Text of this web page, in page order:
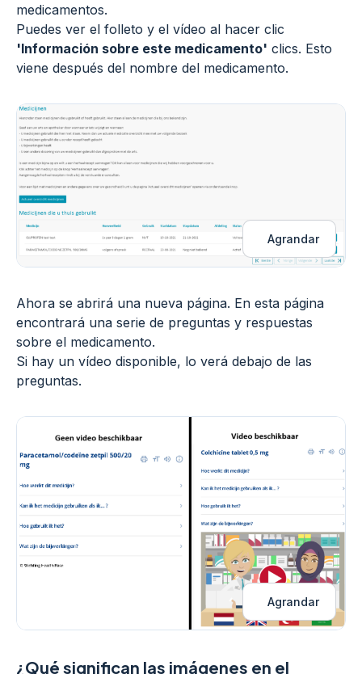
medicamentos.
Puedes ver el folleto y el vídeo al hacer clic
'Información sobre este medicamento' clics. Esto
viene después del nombre del medicamento.
Agrandar
Ahora se abrirá una nueva página. En esta página
encontrará una serie de preguntas y respuestas
sobre el medicamento.
Si hay un vídeo disponible, lo verá debajo de las
preguntas.
Agrandar
¿Qué significan las imágenes en el